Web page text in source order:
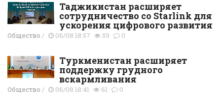
Таджикистан расширяет
сотрудничество со Starlink для
ускорения цифрового развития
Общество / 06/08 18:57 59 0
Туркменистан расширяет
поддержку грудного
вскармливания
Общество / 06/08 18:41 61 0